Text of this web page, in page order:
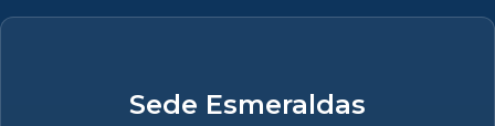
Sede Esmeraldas